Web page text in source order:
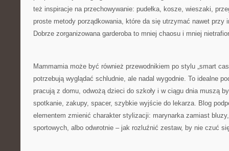
też inspiracje na przechowywanie: pudełka, kosze, wieszaki,
proste metody porządkowania, które da się utrzymać nawet przy
Dobrze zorganizowana garderoba to mniej chaosu i mniej
Mammamia może być również przewodnikiem po stylu „smart
potrzebują wyglądać schludnie, ale nadal wygodnie. To idealne
pracują z domu, odwożą dzieci do szkoły i w ciągu dnia muszą
spotkanie, zakupy, spacer, szybkie wyjście do lekarza. Blog
elementem zmienić charakter stylizacji: marynarka zamiast
sportowych, albo odwrotnie – jak rozluźnić zestaw, by nie czuć